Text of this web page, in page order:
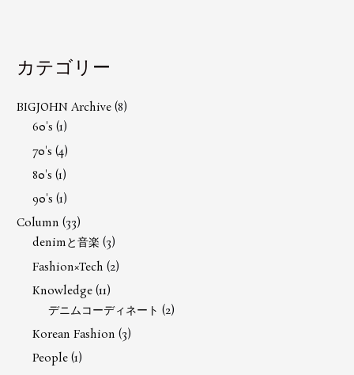
カテゴリー
BIGJOHN Archive (8)
60's (1)
70's (4)
80's (1)
90's (1)
Column (33)
denimと音楽 (3)
Fashion×Tech (2)
Knowledge (11)
デニムコーディネート (2)
Korean Fashion (3)
People (1)